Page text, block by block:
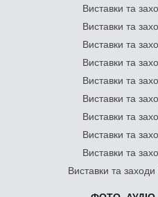
Виставки та
Виставки та
Виставки та
Виставки та
Виставки та
Виставки та
Виставки та
Виставки та
Виставки та
Виставки та